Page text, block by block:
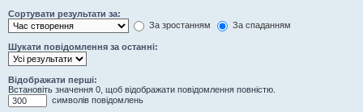
Сортувати результати за:
За зростанням
За спаданням
Шукати повідомлення за останні:
Відображати перші:
Встановіть значення 0, щоб відображати повідомлення повністю.
символів повідомлень